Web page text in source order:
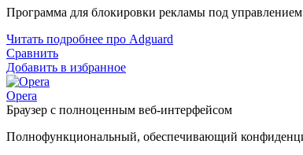
Программа для блокировки рекламы под
Читать подробнее про Adguard
Сравнить
Добавить в избранное
Opera
Браузер с полноценным веб-интерфейсом
Полнофункциональный, обеспечивающий